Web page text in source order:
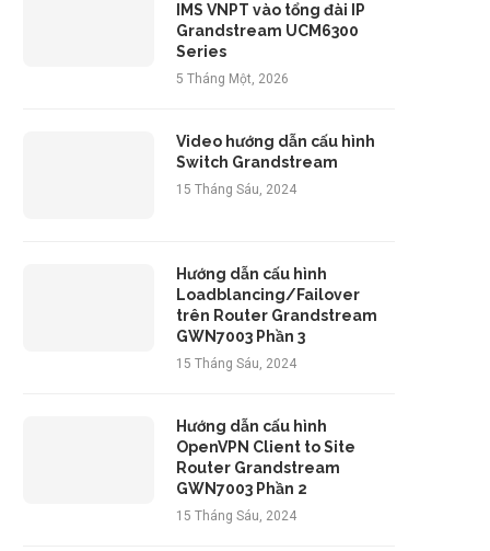
IMS VNPT vào tổng đài IP
Grandstream UCM6300
Series
5 Tháng Một, 2026
Video hướng dẫn cấu hình
Switch Grandstream
15 Tháng Sáu, 2024
Hướng dẫn cấu hình
Loadblancing/Failover
trên Router Grandstream
GWN7003 Phần 3
15 Tháng Sáu, 2024
Hướng dẫn cấu hình
OpenVPN Client to Site
Router Grandstream
GWN7003 Phần 2
15 Tháng Sáu, 2024